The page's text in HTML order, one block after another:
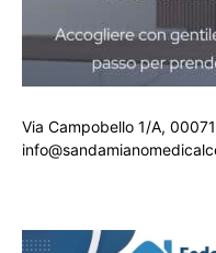
Via Campobello 1/A,